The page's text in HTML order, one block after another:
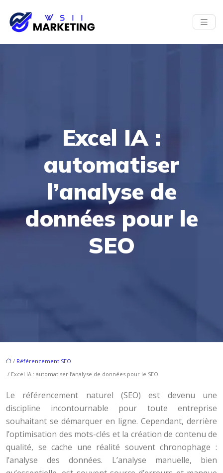
Excel IA :
automatiser
l’analyse de
données pour le
SEO
/ Référencement SEO
/ Excel IA : automatiser l’analyse de données pour le SEO
Le référencement naturel (SEO) est devenu une
discipline incontournable pour toute entreprise
souhaitant se démarquer en ligne. Cependant, derrière
l’optimisation des mots-clés et la création de contenu de
qualité, se cache une réalité souvent chronophage :
l’analyse des données. L’analyse manuelle, bien